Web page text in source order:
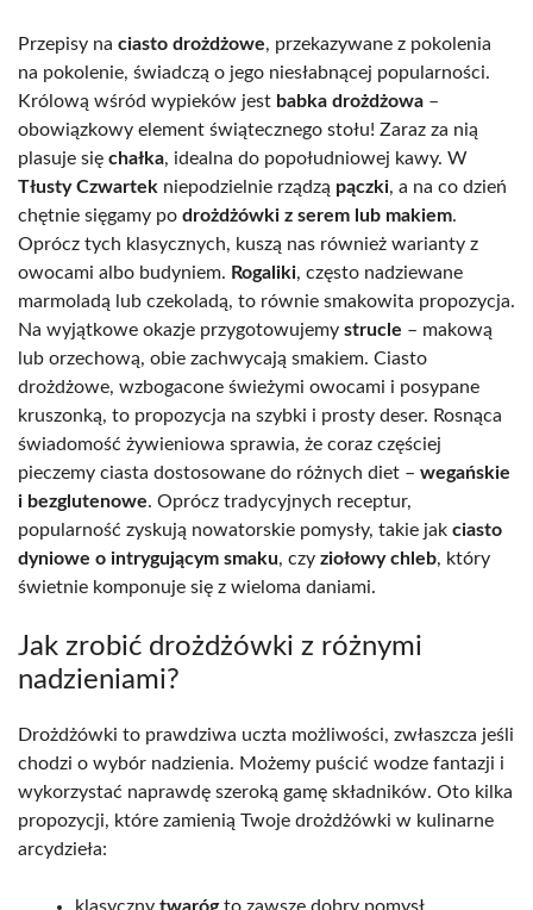
Przepisy na ciasto drożdżowe, przekazywane z pokolenia
na pokolenie, świadczą o jego niesłabnącej popularności.
Królową wśród wypieków jest babka drożdżowa –
obowiązkowy element świątecznego stołu! Zaraz za nią
plasuje się chałka, idealna do popołudniowej kawy. W
Tłusty Czwartek niepodzielnie rządzą pączki, a na co dzień
chętnie sięgamy po drożdżówki z serem lub makiem.
Oprócz tych klasycznych, kuszą nas również warianty z
owocami albo budyniem. Rogaliki, często nadziewane
marmoladą lub czekoladą, to równie smakowita propozycja.
Na wyjątkowe okazje przygotowujemy strucle – makową
lub orzechową, obie zachwycają smakiem. Ciasto
drożdżowe, wzbogacone świeżymi owocami i posypane
kruszonką, to propozycja na szybki i prosty deser. Rosnąca
świadomość żywieniowa sprawia, że coraz częściej
pieczemy ciasta dostosowane do różnych diet – wegańskie
i bezglutenowe. Oprócz tradycyjnych receptur,
popularność zyskują nowatorskie pomysły, takie jak ciasto
dyniowe o intrygującym smaku, czy ziołowy chleb, który
świetnie komponuje się z wieloma daniami.
Jak zrobić drożdżówki z różnymi
nadzieniami?
Drożdżówki to prawdziwa uczta możliwości, zwłaszcza jeśli
chodzi o wybór nadzienia. Możemy puścić wodze fantazji i
wykorzystać naprawdę szeroką gamę składników. Oto kilka
propozycji, które zamienią Twoje drożdżówki w kulinarne
arcydzieła: